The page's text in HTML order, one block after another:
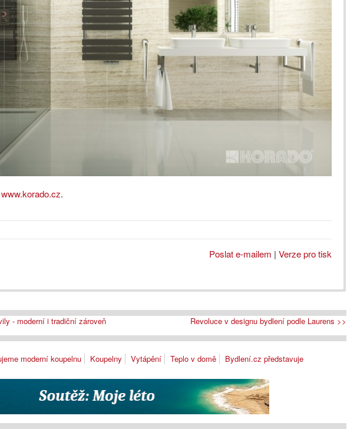
www.korado.cz.
Poslat e-mailem | Verze pro tisk
- moderní i tradiční zároveň Revoluce v designu bydlení podle Laurens >>
moderní koupelnu Koupelny Vytápění Teplo v domě Bydlení.cz představuje